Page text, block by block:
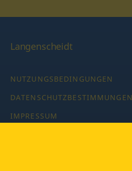
Langenscheidt
NUTZUNGSBEDINGUNGEN
DATENSCHUTZBESTIMMUNGEN
IMPRESSUM